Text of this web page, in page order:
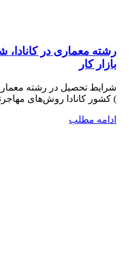
رشته معماری در
بازار کار
شرایط تحصیل در رشته
) کشور کانادا روش‌های
ادامه مطلب